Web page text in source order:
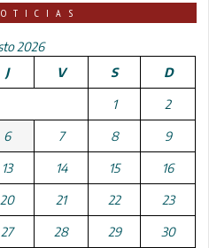
2026
J V S D
1 2
6 7 8 9
13 14 15 16
20 21 22 23
27 28 29 30